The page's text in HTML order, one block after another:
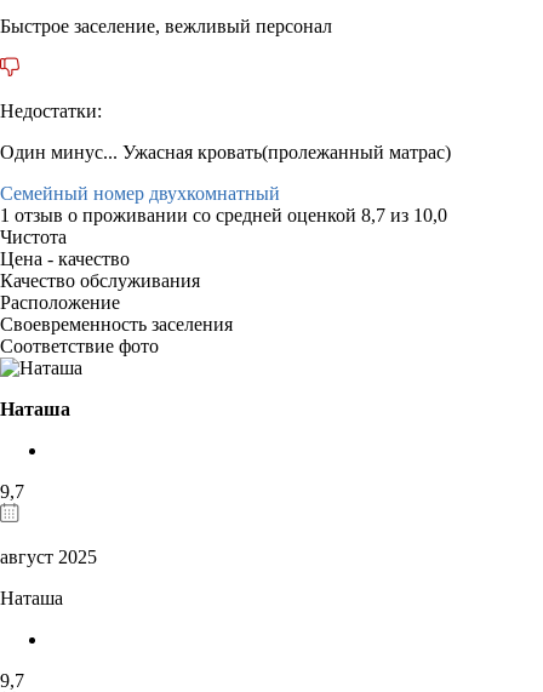
Быстрое заселение, вежливый персонал
Недостатки:
Один минус... Ужасная кровать(пролежанный матрас)
Семейный номер двухкомнатный
1 отзыв о проживании со средней оценкой 8,7 из 10,0
Чистота
Цена - качество
Качество обслуживания
Расположение
Своевременность заселения
Соответствие фото
Наташа
9,7
август 2025
Наташа
9,7